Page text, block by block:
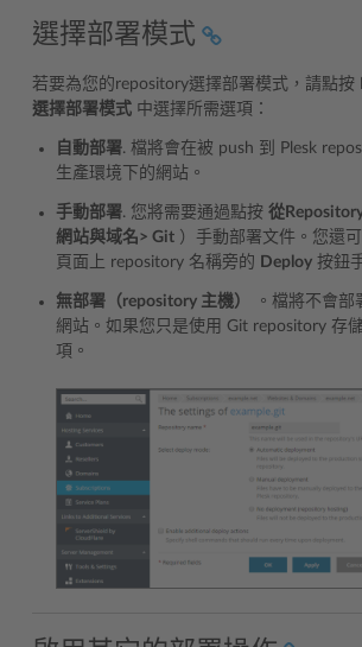
選擇部署模式
若要為您的repository選擇部署模式，請點按
選擇部署模式 中選擇所需選項：
自動部署. 檔將會在被 push 到 Plesk
生產環境下的網站。
手動部署. 您將需要通過點按 從
網站與域名> Git ）手動部署文件。您還
頁面上 repository 名稱旁的 Deploy 按鈕
無部署（repository 主機）
。檔將不會部
網站。如果您只是使用 Git repository 存
項。